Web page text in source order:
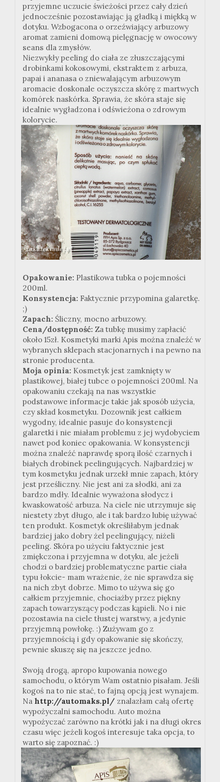
przyjemne uczucie świeżości przez cały dzień
jednocześnie pozostawiając ją gładką i miękką w
dotyku. Wzbogacona o orzeźwiający arbuzowy
aromat zamieni domową pielęgnację w owocowy
seans dla zmysłów.
Niezwykły peeling do ciała ze złuszczającymi
drobinkami kokosowymi, ekstraktem z arbuza,
papai i ananasa o zniewalającym arbuzowym
aromacie doskonale oczyszcza skórę z martwych
komórek naskórka. Sprawia, że skóra staje się
idealnie wygładzona i odświeżona o zdrowym
kolorycie.
Opakowanie: Plastikowa tubka o pojemności
200ml.
Konsystencja: Faktycznie przypomina galaretkę.
;)
Zapach: Śliczny, mocno arbuzowy.
Cena/dostępność: Za tubkę musimy zapłacić
około 15zł. Kosmetyki marki Apis można znaleźć w
wybranych sklepach stacjonarnych i na pewno na
stronie producenta.
Moja opinia: Kosmetyk jest zamknięty w
plastikowej, białej tubce o pojemności 200ml. Na
opakowaniu czekają na nas wszystkie
podstawowe informacje takie jak sposób użycia,
czy skład kosmetyku. Dozownik jest całkiem
wygodny, idealnie pasuje do konsystencji
galaretki i nie miałam problemu z jej wydobyciem
nawet pod koniec opakowania. W konsystencji
można znaleźć naprawdę sporą ilość czarnych i
białych drobinek peelingujących. Najbardziej w
tym kosmetyku jednak urzekł mnie zapach, który
jest prześliczny. Nie jest ani za słodki, ani za
bardzo mdły. Idealnie wyważona słodycz i
kwaskowatość arbuza. Na ciele nie utrzymuje się
niestety zbyt długo, ale i tak bardzo lubię używać
ten produkt. Kosmetyk określiłabym jednak
bardziej jako dobry żel peelingujący, niżeli
peeling. Skóra po użyciu faktycznie jest
zmiękczona i przyjemna w dotyku, ale jeżeli
chodzi o bardziej problematyczne partie ciała
typu łokcie- mam wrażenie, że nie sprawdza się
na nich zbyt dobrze. Mimo to używa się go
całkiem przyjemnie, chociażby przez piękny
zapach towarzyszący podczas kąpieli. No i nie
pozostawia na ciele tłustej warstwy, a jedynie
przyjemną powłokę. :) Zużywam go z
przyjemnością i gdy opakowanie się skończy,
pewnie skuszę się na jeszcze jedno.
Swoją drogą, apropo kupowania nowego
samochodu, o którym Wam ostatnio pisałam. Jeśli
kogoś na to nie stać, to fajną opcją jest wynajem.
Na http://automaks.pl/ znalazłam całą ofertę
wypożyczalni samochodu. Auto można
wypożyczać zarówno na krótki jak i na długi okres
czasu więc jeżeli kogoś interesuje taka opcja, to
warto się zapoznać. :)